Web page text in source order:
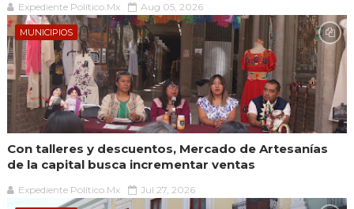
Expediente Político.Mx Aug 05, 2026
MUNICIPIOS
Con talleres y descuentos, Mercado de Artesanías
de la capital busca incrementar ventas
Expediente Político.Mx Jul 27, 2026